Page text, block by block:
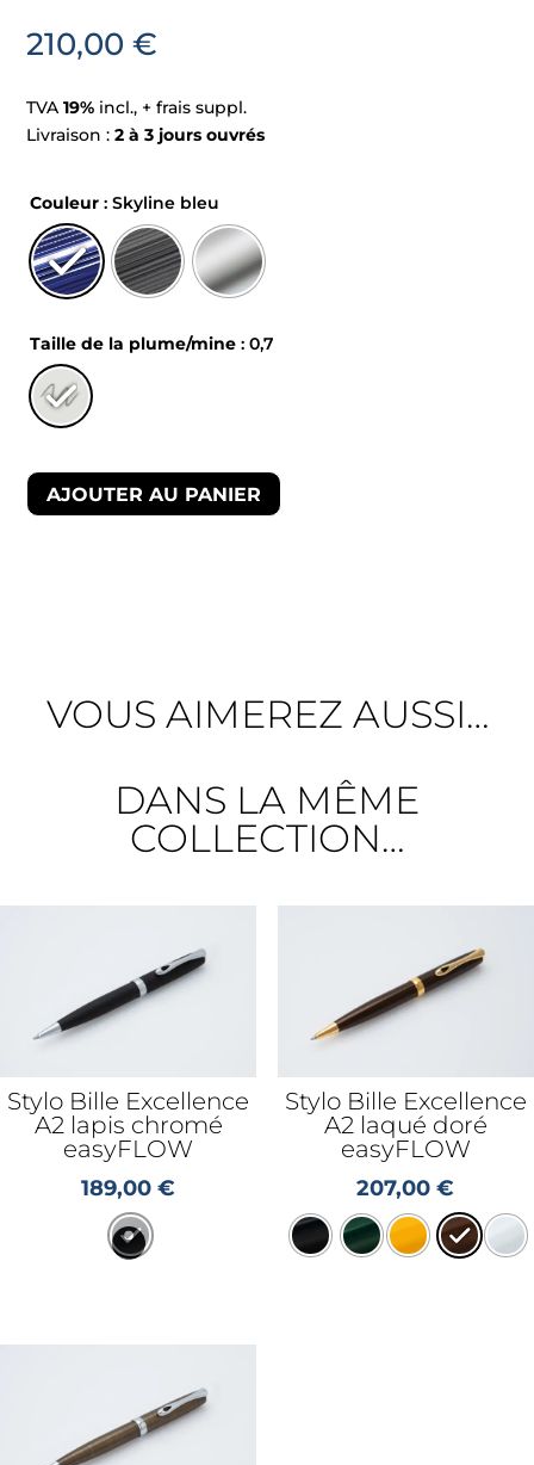
210,00€
TVA19% incl., + frais suppl.
Livraison :2 à 3 jours ouvrés
Couleur : Skyline bleu
Taille de la plume/mine : 0,7
AJOUTER AU PANIER
VOUS AIMEREZ AUSSI…
DANS LA MÊME
COLLECTION…
Stylo Bille Excellence
A2 lapis chromé
easyFLOW
189,00€
Stylo Bille Excellence
A2 laqué doré
easyFLOW
207,00€